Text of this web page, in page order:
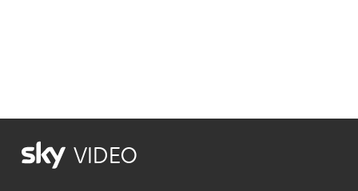
VIDEO